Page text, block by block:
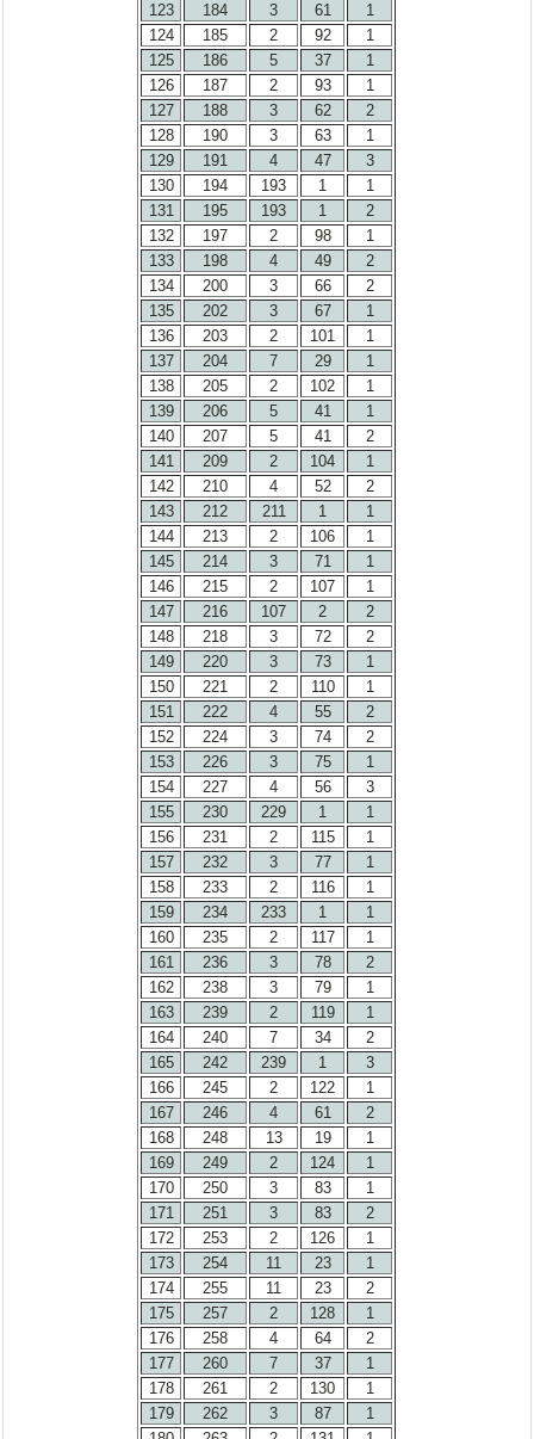
123 184 3 61
1
124
185 2 92
1
125
186 5 37
1
126
187 2 93
1
127
188 3 62
2
128
190 3 63
1
129
191 4 47
3
130
194 193 1
1
131
195 193 1
2
132
197 2 98
1
133
198 4 49
2
134
200 3 66
2
135
202 3 67
1
136
203 2 101
1
137
204 7 29
1
138
205 2 102
1
139
206 5 41
1
140
207 5 41
2
141
209 2 104
1
142
210 4 52
2
143
212 211 1
1
144
213 2 106
1
145
214 3 71
1
146
215 2 107
1
147
216 107 2
2
148
218 3 72
2
149
220 3 73
1
150
221 2 110
1
151
222 4 55
2
152
224 3 74
2
153
226 3 75
1
154
227 4 56
3
155
230 229 1
1
156
231 2 115
1
157
232 3 77
1
158
233 2 116
1
159
234 233 1
1
160
235 2 117
1
161
236 3 78
2
162
238 3 79
1
163
239 2 119
1
164
240 7 34
2
165
242 239 1
3
166
245 2 122
1
167
246 4 61
2
168
248 13 19
1
169
249 2 124
1
170
250 3 83
1
171
251 3 83
2
172
253 2 126
1
173
254 11 23
1
174
255 11 23
2
175
257 2 128
1
176
258 4 64
2
177
260 7 37
1
178
261 2 130
1
179
262 3 87
1